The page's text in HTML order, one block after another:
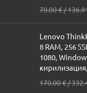
70.00€/
Lenovo
8 RAM, 256
1080,
170.00€/